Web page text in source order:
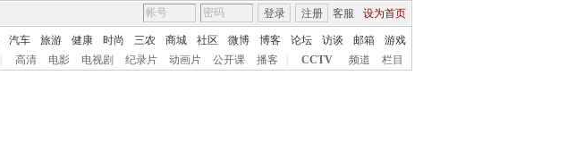
客服 设为首页
登录 注册
汽车 旅游 健康 时尚 三农 商城 社区 微博 博客 论坛 访谈 邮箱
游戏
高清 电影 电视剧 纪录片 动画片 公开课 播客 CCTV 频道 栏目